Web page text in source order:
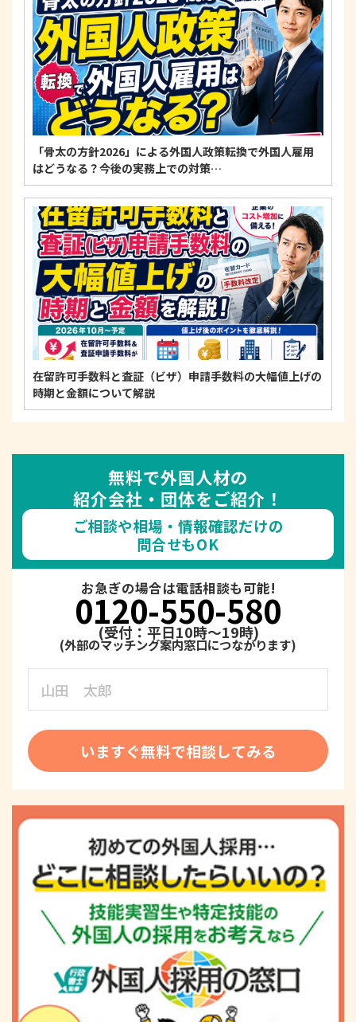
「骨太の方針2026」による外国人政策転換で外国人雇用
はどうなる？今後の実務上での対策…
在留許可手数料と査証（ビザ）申請手数料の大幅値上げの
時期と金額について解説
無料で外国人材の
紹介会社・団体をご紹介！
ご相談や相場・情報確認だけの
問合せもOK
お急ぎの場合は電話相談も可能!
0120-550-580
(受付：平日10時～19時)
いますぐ無料で相談してみる